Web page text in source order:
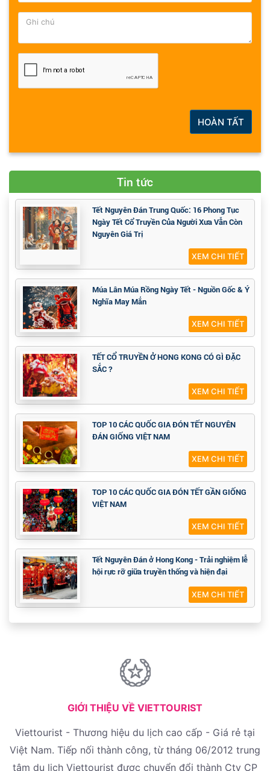
HOÀN TẤT
Tin tức
Tết Nguyên Đán Trung Quốc: 16 Phong Tục
Ngày Tết Cổ Truyền Của Người Xưa Vẫn Còn
Nguyên Giá Trị
XEM CHI TIẾT
Múa Lân Múa Rồng Ngày Tết - Nguồn Gốc & Ý
Nghĩa May Mắn
XEM CHI TIẾT
TẾT CỔ TRUYỀN Ở HONG KONG CÓ GÌ ĐẶC
SẮC ?
XEM CHI TIẾT
TOP 10 CÁC QUỐC GIA ĐÓN TẾT NGUYÊN
ĐÁN GIỐNG VIỆT NAM
XEM CHI TIẾT
TOP 10 CÁC QUỐC GIA ĐÓN TẾT GẦN GIỐNG
VIỆT NAM
XEM CHI TIẾT
Tết Nguyên Đán ở Hong Kong - Trải nghiệm lễ
hội rực rỡ giữa truyền thống và hiện đại
XEM CHI TIẾT
GIỚI THIỆU VỀ VIETTOURIST
Viettourist - Thương hiệu du lịch cao cấp - Giá rẻ tại
Việt Nam. Tiếp nối thành công, từ tháng 06/2012 trung
tâm du lịch Viettourist được chuyển đổi thành Cty CP